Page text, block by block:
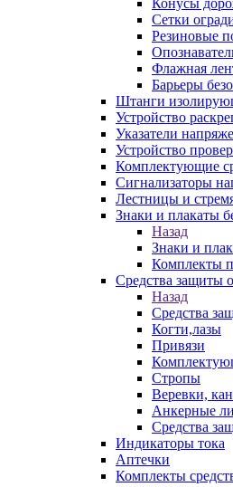
Конусы
Сетки
Резиновые
Флажная
Барьеры
Штанги
Устройство
Указатели
Устройство
Комплектующие
Сигнализаторы
Лестницы и
Знаки и плакаты
Назад
Знаки и
Комплекты
Средства защиты
Назад
Средства
Когти,лазы
Привязи
Стропы
Веревки,
Анкерные
Средства
Индикаторы тока
Аптечки
Комплекты